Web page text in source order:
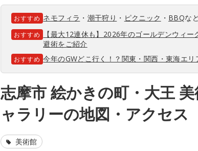
おすすめ ネモフィラ ・ 潮干狩り ・ ピクニック ・ BBQな
おすすめ
【最大12連休も】2026年のゴールデンウィ
避術をご紹介
おすすめ 今年のGWどこ行く！？関東・関西・東海エリ
志摩市 絵かきの町・大王
ャラリーの地図・アクセス
美術館